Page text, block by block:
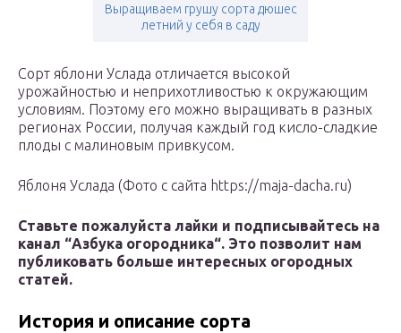
Выращиваем грушу сорта дюшес
летний у себя в саду
Сорт яблони Услада отличается высокой
урожайностью и неприхотливостью к окружающим
условиям. Поэтому его можно выращивать в разных
регионах России, получая каждый год кисло-сладкие
плоды с малиновым привкусом.
Яблоня Услада (Фото с сайта https://maja-dacha.ru)
Ставьте пожалуйста лайки и подписывайтесь на
канал “Азбука огородника“. Это позволит нам
публиковать больше интересных огородных
статей.
История и описание сорта